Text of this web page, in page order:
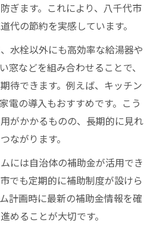
ぎます。これにより、八千代市
代の節約を実感しています。
水栓以外にも高効率な給湯器や
窓などを組み合わせることで、
待できます。例えば、キッチン
電の導入もおすすめです。こう
がかかるものの、長期的に見れ
ながります。
には自治体の補助金が活用でき
でも定期的に補助制度が設けら
計画時に最新の補助金情報を確
めることが大切です。